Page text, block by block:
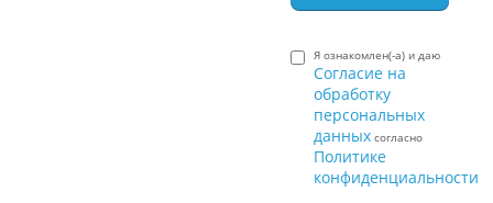
Я ознакомлен(-а) и даю
Согласие на
обработку
персональных
данных согласно
Политике
конфиденциальности